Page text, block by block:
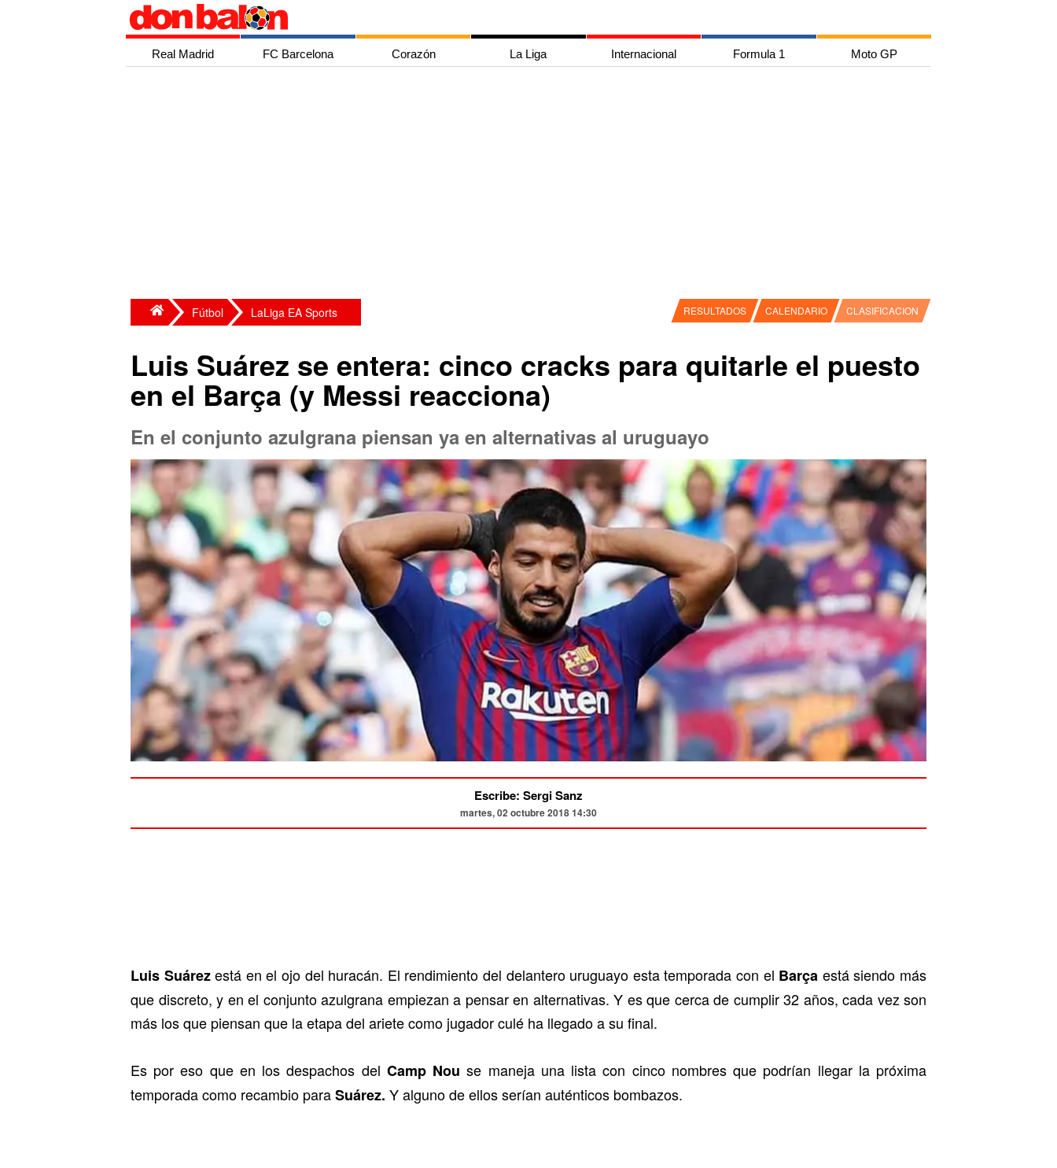
Real Madrid FC Barcelona Corazón La Liga Internacional Formula 1 Moto GP
Fútbol LaLiga EA Sports RESULTADOS CALENDARIO CLASIFICACION
Luis Suárez se entera: cinco cracks para quitarle el puesto
en el Barça (y Messi reacciona)
En el conjunto azulgrana piensan ya en alternativas al uruguayo
Escribe: Sergi Sanz
martes, 02 octubre 2018 14:30
Luis Suárezestá en el ojo del huracán. El rendimiento del delantero uruguayo esta temporada con el Barça está siendo más
que discreto, y en el conjunto azulgrana empiezan a pensar en alternativas. Y es que cerca de cumplir 32 años, cada vez son
más los que piensan que la etapa del ariete como jugador culé ha llegado a su final.
Es por eso que en los despachos del Camp Nou se maneja una lista con cinco nombres que podrían llegar la próxima
temporada como recambio paraSuárez. Y alguno de ellos serían auténticos bombazos.